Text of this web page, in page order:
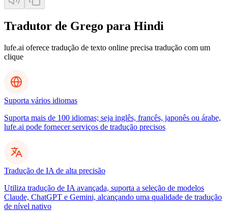
Tradutor de Grego para Hindi
lufe.ai oferece tradução de texto online precisa tradução com um
clique
Suporta vários idiomas
Suporta mais de 100 idiomas; seja inglês, francês, japonês ou árabe,
lufe.ai pode fornecer serviços de tradução precisos
Tradução de IA de alta precisão
Utiliza tradução de IA avançada, suporta a seleção de modelos
Claude, ChatGPT e Gemini, alcançando uma qualidade de tradução
de nível nativo